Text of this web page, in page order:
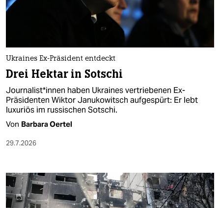
wahrheit
verlag
verlag
veranstaltungen
shop
fragen & hilfe
abo
genossenschaft
Ukraines Ex-Präsident entdeckt
Drei Hektar in Sotschi
Jour­na­lis­t*in­nen haben Ukraines vertriebenen Ex-
Präsidenten Wiktor Janukowitsch aufgespürt: Er lebt
luxuriös im russischen Sotschi.
Von Barbara Oertel
29.7.2026